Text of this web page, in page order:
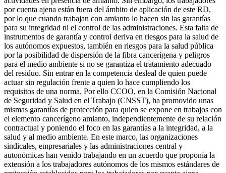
por cuenta ajena están fuera del ámbito de aplicación de este RD,
por lo que cuando trabajan con amianto lo hacen sin las garantías
para su integridad ni el control de las administraciones. Esta falta de
instrumentos de garantía y control deriva en riesgos para la salud de
los autónomos expuestos, también en riesgos para la salud pública
por la posibilidad de dispersión de la fibra cancerígena y peligros
para el medio ambiente si no se garantiza el tratamiento adecuado
del residuo. Sin entrar en la competencia desleal de quien puede
actuar sin regulación frente a quien lo hace cumpliendo los
requisitos de una norma. Por ello CCOO, en la Comisión Nacional
de Seguridad y Salud en el Trabajo (CNSST), ha promovido unas
mismas garantías de protección para quien se expone en trabajos con
el elemento cancerígeno amianto, independientemente de su relación
contractual y poniendo el foco en las garantías a la integridad, a la
salud y al medio ambiente. En este marco, las organizaciones
sindicales, empresariales y las administraciones central y
autonómicas han venido trabajando en un acuerdo que proponía la
extensión a los trabajadores autónomos de los mismos estándares de